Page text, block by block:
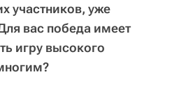
участников, уже
вас победа имеет
игру высокого